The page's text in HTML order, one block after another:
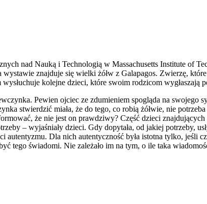
nad Nauką i Technologią w Massachusetts Institute of
znajduje się wielki żółw z Galapagos. Zwierzę,
kolejne dzieci, które swoim rodzicom wygłaszają
Pewien ojciec ze zdumieniem spogląda na swojego
stwierdzić miała, że do tego, co robią żółwie, nie
że nie jest on prawdziwy? Część dzieci
– wyjaśniały dzieci. Gdy dopytała, od jakiej potrzeby,
autentyzmu. Dla nich autentyczność była istotna tylko, jeśli
tego świadomi. Nie zależało im na tym, o ile taka